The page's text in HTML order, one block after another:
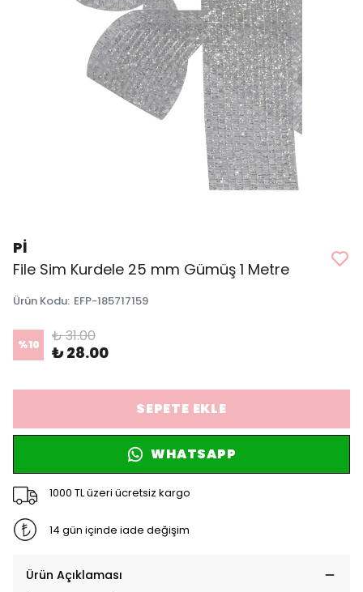
Pİ
File Sim Kurdele 25 mm Gümüş 1 Metre
Ürün Kodu: EFP-185717159
%10 ₺ 31.00
₺ 28.00
SEPETE EKLE
WHATSAPP
1000 TL üzeri ücretsiz kargo
14 gün içinde iade değişim
Ürün Açıklaması